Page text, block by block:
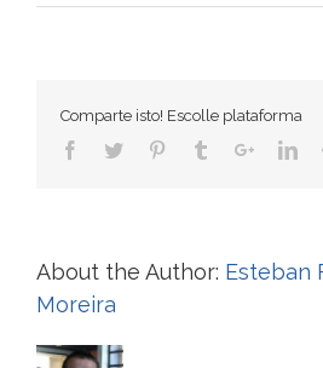
Comparte isto! Escolle plataforma
About the Author: Esteban
Moreira